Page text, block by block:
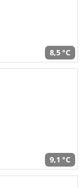
8,5 °C
9,1 °C